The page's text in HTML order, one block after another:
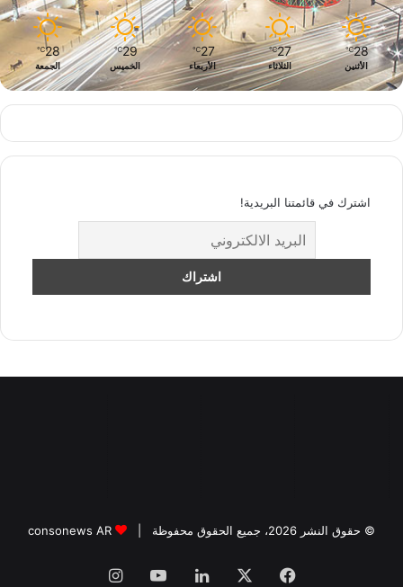
28
℃
الأثنين
27
℃
الثلاثاء
27
℃
الأربعاء
29
℃
الخميس
28
℃
الجمعة
اشترك في قائمتنا البريدية!
© حقوق النشر 2026، جميع الحقوق محفوظة | consonews AR
فيسبوك لينكدإن‫YouTubeانستقرام